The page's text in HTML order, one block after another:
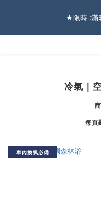
看
★限時 :滿
2026車友推薦新車鍍膜１
冷氣｜
每頁
車內換氣必備